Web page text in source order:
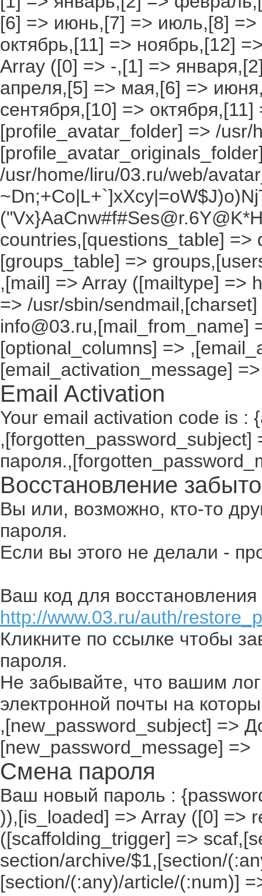
[6] => июнь,[7] => июль,[8] =>
октябрь,[11] => ноябрь,[12]
Array ([0] => -,[1] =>
апреля,[5] => мая,[6] =>
сентября,[10] =>
[profile_avatar_folder] => /
/usr/home/liru/03.ru/web/
countries,[questions_table]
[groups_table] =>
,[mail] => Array ([mailtype] =>
=> /usr/sbin/
info@03.ru,[mail_from_name]
[optional_columns] =>
[email_activation_message] =>
Email Activation
Your email activation code is :
,[forgotten_password_subject]
Восстановление
Вы или, возможно, кто-то
пароля.
Если вы этого не делали -
Ваш код для восстановления
http://www.03.ru/auth/
Кликните по ссылке чтобы
пароля.
Не забывайте, что вашим
электронной почты на
,[new_password_subject] =>
[new_password_message] =>
Смена пароля
Ваш новый пароль :
)),[is_loaded] => Array ([0] =>
([scaffolding_trigger] =>
section/archive/$1,[section/
[section/(:any)/article/(:num)]